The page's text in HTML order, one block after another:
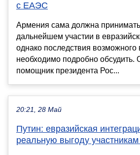
с ЕАЭС
Армения сама должна
дальнейшем участии в
однако последствия возможного
необходимо подробно обсудить.
помощник президента Рос...
20:21, 28 Май
Путин: евразийская
реальную выгоду